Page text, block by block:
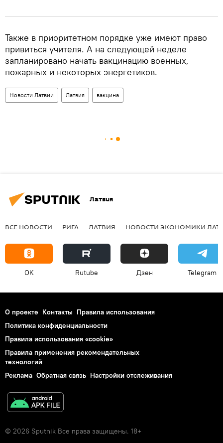
Также в приоритетном порядке уже имеют право
привиться учителя. А на следующей неделе
запланировано начать вакцинацию военных,
пожарных и некоторых энергетиков.
Новости Латвии Латвия вакцина
Латвия
ВСЕ НОВОСТИ РИГА ЛАТВИЯ НОВОСТИ ЭКОНОМИКИ
OK Rutube Дзен Telegram
О проекте Контакты Правила использования
Политика конфиденциальности
Правила использования «cookie»
Правила применения рекомендательных
технологий
Реклама Обратная связь Настройки отслеживания
© 2026 Sputnik Все права защищены. 18+